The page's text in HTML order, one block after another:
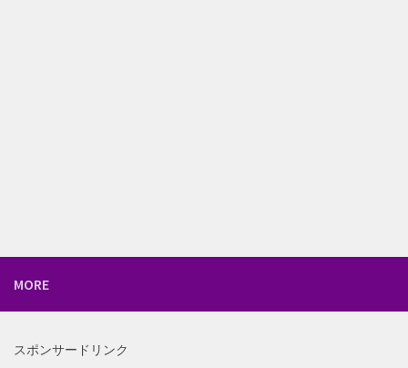
MORE
スポンサードリンク